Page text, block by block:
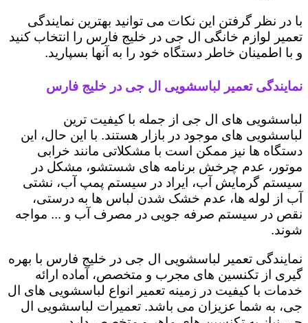
با در نظر گرفتن این نکات می توانید بهترین نمایندگی
تعمیر لوازم خانگی ال جی در خلیج فارس را انتخاب کنید
و با اطمینان خاطر دستگاه خود را به آنها بسپارید.
نمایندگی تعمیر لباسشویی ال جی در خلیج فارس
لباسشویی های ال جی از جمله با کیفیت ترین
لباسشویی های موجود در بازار هستند. با این حال، این
دستگاه ها نیز ممکن است با مشکلاتی مانند خرابی
موتور، عدم چرخش برنامه های شستشو، مشکل در
سیستم گرمایش آب، ایراد در سیستم پمپ آب، نشتی
آب از لوله ها، عدم خشک شدن لباس ها به درستی،
نقص در سیستم صرفه جویی در مصرف آب و ... مواجه
شوند.
نمایندگی تعمیر لباسشویی ال جی در خلیج فارس با بهره
گیری از تکنسین های مجرب و متخصص، آماده ارائه
خدمات با کیفیت در زمینه تعمیر انواع لباسشویی های ال
جی، به شما عزیزان می باشد. تعمیرات لباسشویی ال